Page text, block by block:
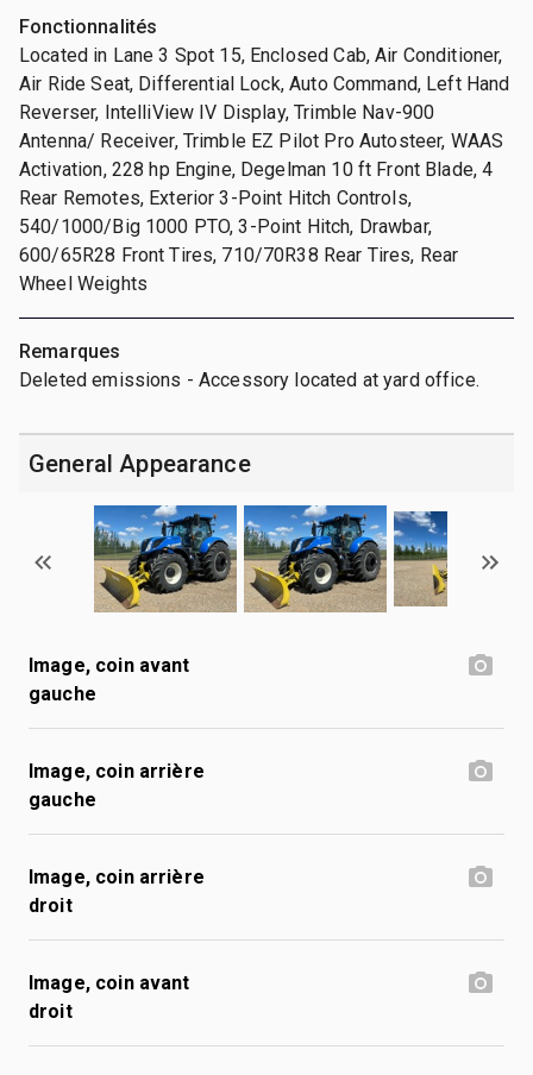
Fonctionnalités
Located in Lane 3 Spot 15, Enclosed Cab, Air Conditioner,
Air Ride Seat, Differential Lock, Auto Command, Left Hand
Reverser, IntelliView IV Display, Trimble Nav-900
Antenna/ Receiver, Trimble EZ Pilot Pro Autosteer, WAAS
Activation, 228 hp Engine, Degelman 10 ft Front Blade, 4
Rear Remotes, Exterior 3-Point Hitch Controls,
540/1000/Big 1000 PTO, 3-Point Hitch, Drawbar,
600/65R28 Front Tires, 710/70R38 Rear Tires, Rear
Wheel Weights
Remarques
Deleted emissions - Accessory located at yard office.
General Appearance
Image, coin avant
gauche
Image, coin arrière
gauche
Image, coin arrière
droit
Image, coin avant
droit